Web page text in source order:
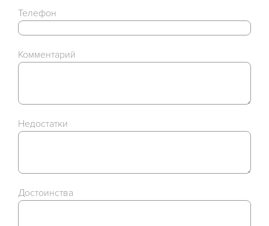
Телефон
Комментарий
Недостатки
Достоинства